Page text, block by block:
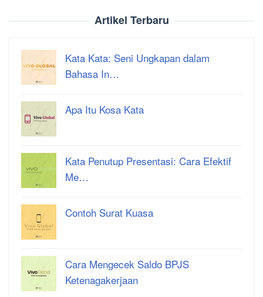
Artikel Terbaru
Kata Kata: Seni Ungkapan dalam
Bahasa In…
Apa Itu Kosa Kata
Kata Penutup Presentasi: Cara Efektif
Me…
Contoh Surat Kuasa
Cara Mengecek Saldo BPJS
Ketenagakerjaan